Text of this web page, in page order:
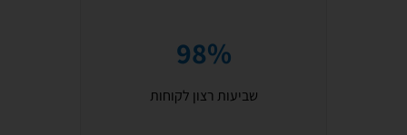
98%
שביעות רצון לקוחות